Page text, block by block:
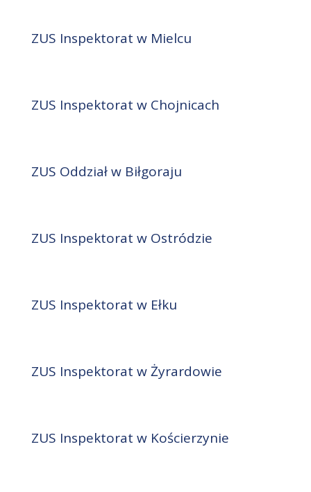
ZUS Inspektorat w Mielcu
ZUS Inspektorat w Chojnicach
ZUS Oddział w Biłgoraju
ZUS Inspektorat w Ostródzie
ZUS Inspektorat w Ełku
ZUS Inspektorat w Żyrardowie
ZUS Inspektorat w Kościerzynie